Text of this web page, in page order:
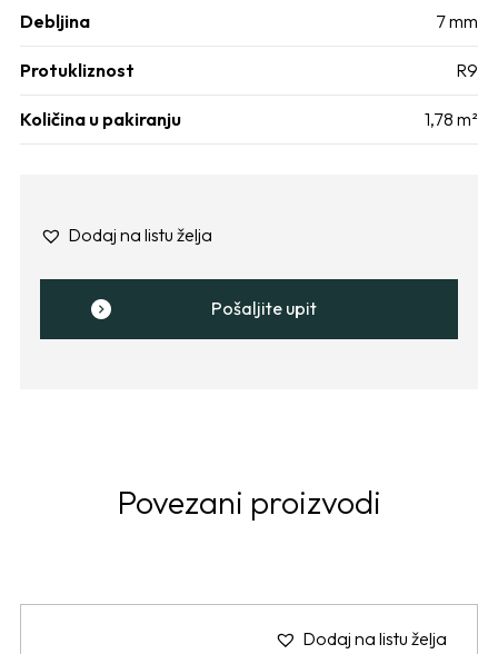
Debljina 7 mm
Protukliznost R9
Količina u pakiranju 1,78 m²
Dodaj na listu želja
Pošaljite upit
Povezani proizvodi
Dodaj na listu želja